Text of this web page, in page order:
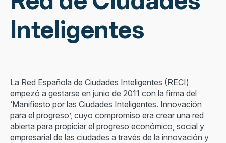
Inteligentes
La Red Española de Ciudades Inteligentes (RECI)
empezó a gestarse en junio de 2011 con la firma del
‘Manifiesto por las Ciudades Inteligentes. Innovación
para el progreso’, cuyo compromiso era crear una red
abierta para propiciar el progreso económico, social y
empresarial de las ciudades a través de la innovación y